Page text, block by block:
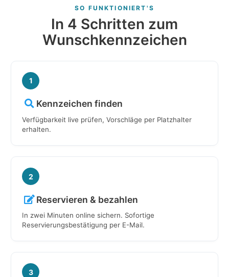
SO FUNKTIONIERT'S
In 4 Schritten zum
Wunschkennzeichen
1
Kennzeichen finden
Verfügbarkeit live prüfen, Vorschläge per Platzhalter
erhalten.
2
Reservieren & bezahlen
In zwei Minuten online sichern. Sofortige
Reservierungsbestätigung per E-Mail.
3